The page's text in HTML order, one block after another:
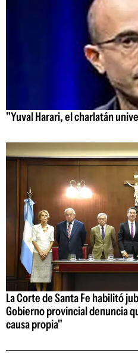
"Yuval Harari, el charlatán
La Corte de Santa Fe habilitó
Gobierno provincial denuncia
causa propia"